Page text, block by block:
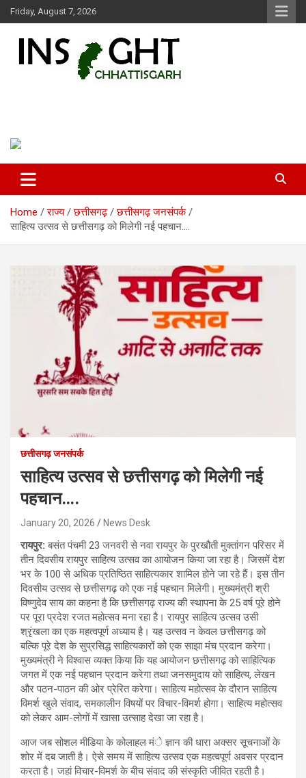
Skip
to
Friday, August 7, 2026
Home राज्य छत्तीसगढ़
छत्तीसगढ़ जनसंपर्क
साहित्य उत्सव से छत्तीसगढ़ को मिलेगी नई पहचान….
छत्तीसगढ़ जनसंपर्क
साहित्य उत्सव से छत्तीसगढ़ को मिलेगी नई
पहचान….
January 20, 2026 News Desk
रायपुर: बसंत पंचमी 23 जनवरी से नवा रायपुर के पुरखौती मुक्तांगन परिसर में
तीन दिवसीय रायपुर साहित्य उत्सव का आयोजन किया जा रहा है। जिसमें देश
भर के 100 से अधिक प्रतिष्ठित साहित्यकार शामिल होने जा रहे हैं। इस तीन
दिवसीय उत्सव से छत्तीसगढ़ को एक नई पहचान मिलेगी। मुख्यमंत्री श्री
विष्णुदेव साय का कहना है कि छत्तीसगढ़ राज्य की स्थापना के 25 वर्ष पूरे होने
पर पूरा प्रदेश रजत महोत्सव मना रहा है। रायपुर साहित्य उत्सव उसी
श्रृंखला का एक महत्वपूर्ण अध्याय है। यह उत्सव न केवल छत्तीसगढ़ को
बल्कि पूरे देश के सुप्रसिद्ध साहित्यकारों को एक साझा मंच प्रदान करेगा।
मुख्यमंत्री ने विश्वास व्यक्त किया कि यह आयोजन छत्तीसगढ़ को साहित्यिक
जगत में एक नई पहचान प्रदान करेगा तथा जनसमुदाय को साहित्य, लेखन
और पठन-पाठन की ओर प्रेरित करेगा। साहित्य महोत्सव के दौरान साहित्य
विमर्श खुले संवाद, समकालीन विषयों पर विचार-विमर्श होगा। साहित्य महोत्सव
को लेकर आम-लोगों में खासा उत्साह देखा जा रहा है।
आज जब सोशल मीडिया के कोलाहल मंे ज्ञान की धारा अक्सर सूचनाओं के
शोर में दब जाती है। ऐसे समय में साहित्य उत्सव एक महत्वपूर्ण अवसर प्रदान
करता है। जहां विचार-विमर्श के बीच संवाद की संस्कृति जीवित रहती है।